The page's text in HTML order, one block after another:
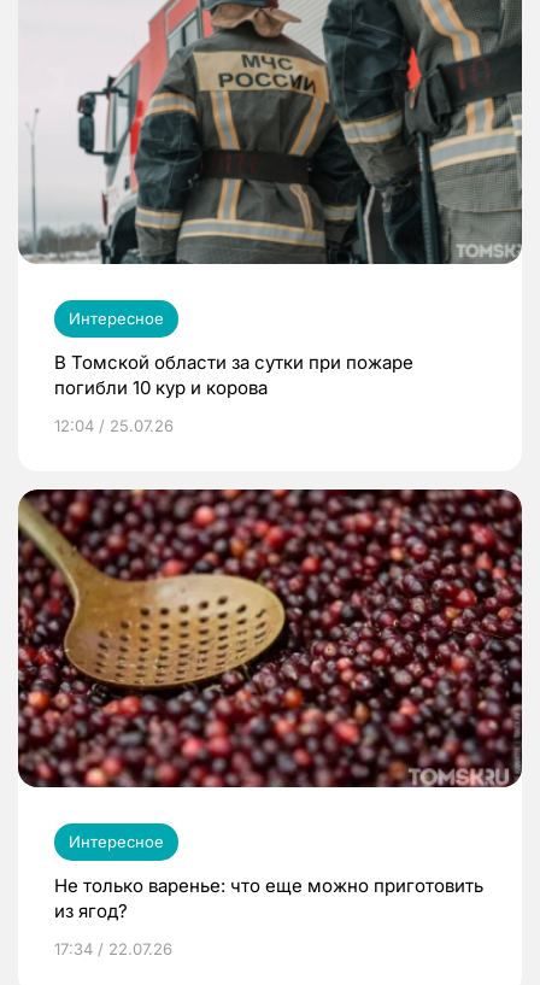
Интересное
В Томской области за сутки при пожаре
погибли 10 кур и корова
12:04 / 25.07.26
Интересное
Не только варенье: что еще можно приготовить
из ягод?
17:34 / 22.07.26